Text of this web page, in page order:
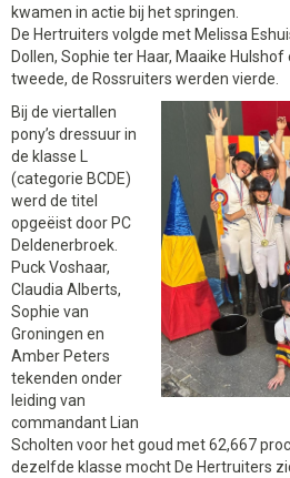
kwamen in actie bij het springen.
De Hertruiters volgde met Melissa
Dollen, Sophie ter Haar, Maaike
tweede, de Rossruiters werden vierde.
Bij de viertallen
pony’s dressuur in
de klasse L
(categorie BCDE)
werd de titel
opgeëist door PC
Deldenerbroek.
Puck Voshaar,
Claudia Alberts,
Sophie van
Groningen en
Amber Peters
tekenden onder
leiding van
commandant Lian
Scholten voor het goud met 62,667
dezelfde klasse mocht De Hertruiters